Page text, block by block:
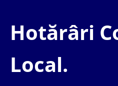
Hotărâri
Local.